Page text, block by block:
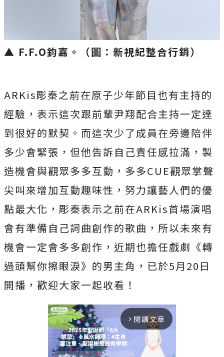
▲ F.F.O鈞嘉。（圖：新視紀整合行銷）
ARKis彫秦之前在原子少年節目也有主持的
經驗，表示這次跟前輩尹翔配合主持一定達
到很好的默契。而這次少了成員在旁邊陪伴
多少會緊張，但他告訴自己責任感拉滿，製
造機會與觀眾多多互動，多多CUE觀眾掌聲
尖叫來增加互動趣味性，努力讓藝人們的優
點最大化，彫秦表示之前在ARKis首場演唱
會有準備自己詞曲創作的歌曲，所以未來有
機會一定會多多創作，近期也擔任戲劇《轉
過頭幫你擦眼淚》的男主角，已於5月20日
開播，歡迎大家一起收看！
arrow_forward_ios 閱讀文章